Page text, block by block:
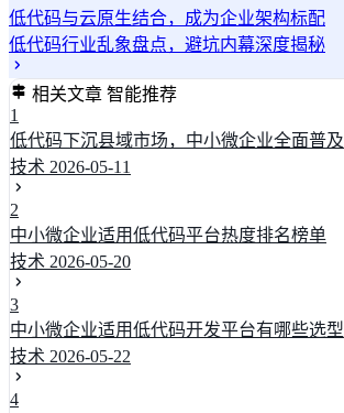
低代码与云原生结合，成为企业架构标配
低代码行业乱象盘点，避坑内幕深度揭秘
相关文章 智能推荐
1
低代码下沉县域市场，中小微企业全面普及
技术 2026-05-11
2
中小微企业适用低代码平台热度排名榜单
技术 2026-05-20
3
中小微企业适用低代码开发平台有哪些选型
技术 2026-05-22
4